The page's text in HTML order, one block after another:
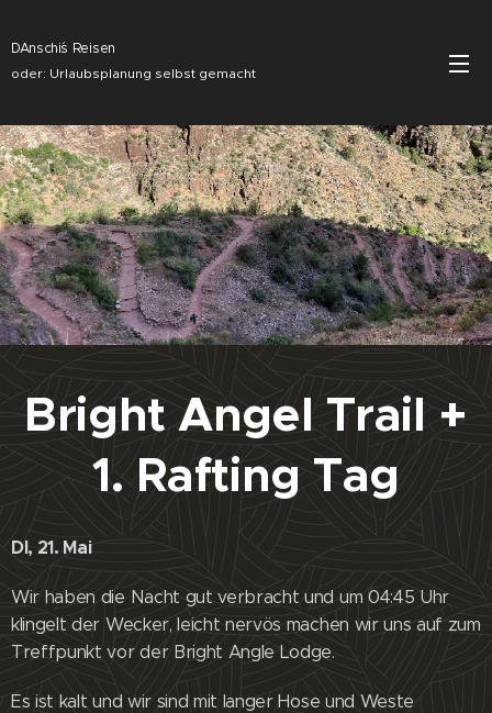
DAnschi´s Reisen
oder: Urlaubsplanung selbst gemacht
Bright Angel Trail +
1. Rafting Tag
DI, 21. Mai
Wir haben die Nacht gut verbracht und um 04:45 Uhr
klingelt der Wecker, leicht nervös machen wir uns auf zum
Treffpunkt vor der Bright Angle Lodge.
Es ist kalt und wir sind mit langer Hose und Weste